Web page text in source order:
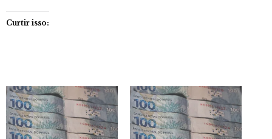
Curtir isso: